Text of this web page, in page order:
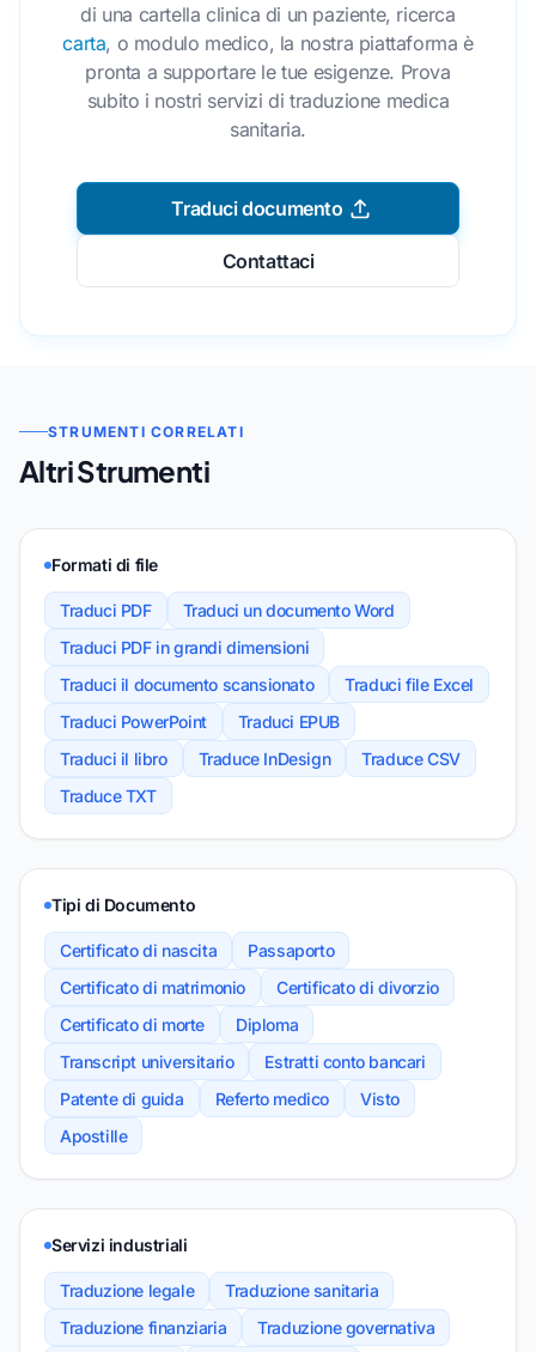
di una cartella clinica di un paziente, ricerca
carta, o modulo medico, la nostra piattaforma è
pronta a supportare le tue esigenze. Prova
subito i nostri servizi di traduzione medica
sanitaria.
Traduci documento
Contattaci
STRUMENTI CORRELATI
Altri Strumenti
Formati di file
Traduci PDF
Traduci un documento Word
Traduci PDF in grandi dimensioni
Traduci il documento scansionato
Traduci file Excel
Traduci PowerPoint
Traduci EPUB
Traduci il libro
Traduce InDesign
Traduce CSV
Traduce TXT
Tipi di Documento
Certificato di nascita
Passaporto
Certificato di matrimonio
Certificato di divorzio
Certificato di morte
Diploma
Transcript universitario
Estratti conto bancari
Patente di guida
Referto medico
Visto
Apostille
Servizi industriali
Traduzione legale
Traduzione sanitaria
Traduzione finanziaria
Traduzione governativa